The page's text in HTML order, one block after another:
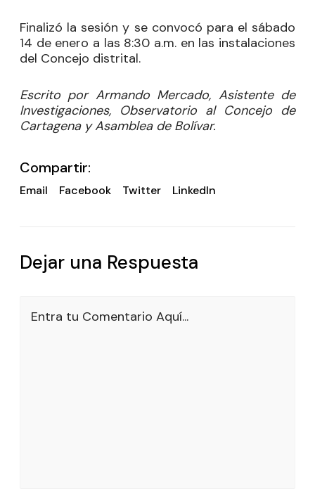
Finalizó la sesión y se convocó para el sábado
14 de enero a las 8:30 a.m. en las instalaciones
del Concejo distrital.
Escrito por Armando Mercado, Asistente de
Investigaciones, Observatorio al Concejo de
Cartagena y Asamblea de Bolívar.
Compartir:
Email Facebook Twitter LinkedIn
Dejar una Respuesta
Entra tu Comentario Aquí...